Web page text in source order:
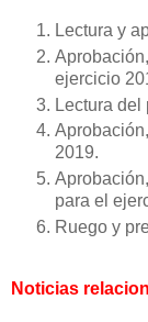
Lectura y
ejercicio
Lectura
2019.
para el
Ruego y
Noticias